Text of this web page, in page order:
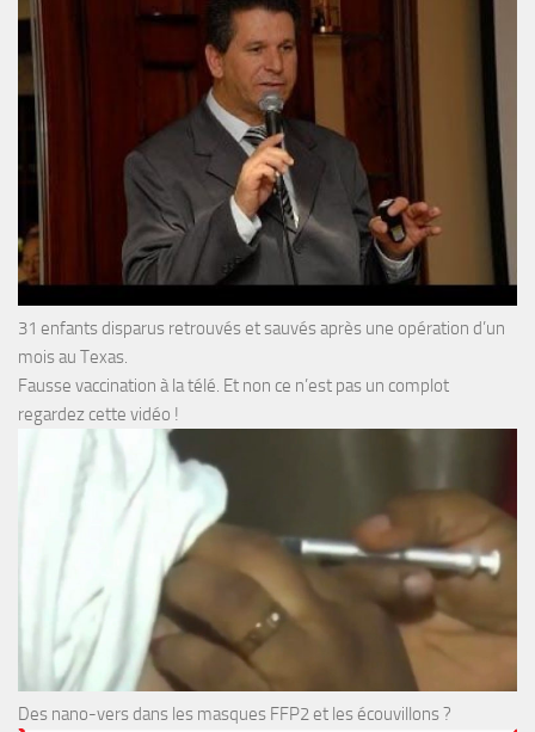
31 enfants disparus retrouvés et sauvés après une opération d’un
mois au Texas.
Fausse vaccination à la télé. Et non ce n’est pas un complot
regardez cette vidéo !
Des nano-vers dans les masques FFP2 et les écouvillons ?